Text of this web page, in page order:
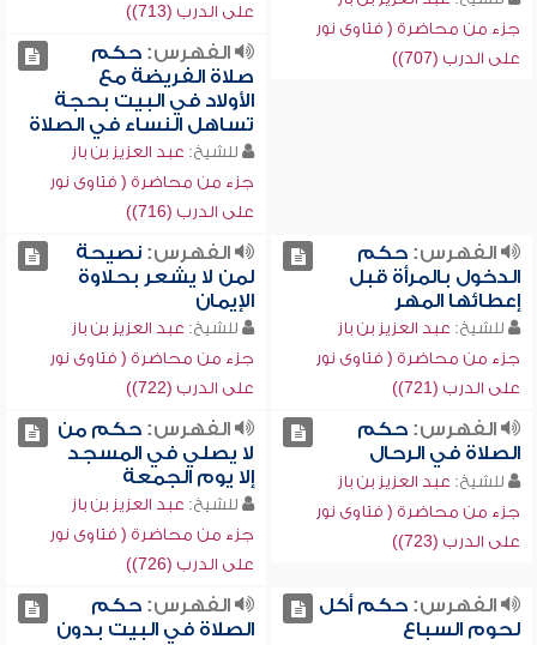
جزء من محاضرة ( فتاوى نور
على الدرب (707))
على الدرب (713))
الفهرس:حكم
صلاة الفريضة مع
الأولاد في البيت بحجة
تساهل النساء في الصلاة
للشيخ: عبد العزيز بن باز
جزء من محاضرة ( فتاوى نور
على الدرب (716))
الفهرس:حكم
الدخول بالمرأة قبل
إعطائها المهر
للشيخ: عبد العزيز بن باز
جزء من محاضرة ( فتاوى نور
على الدرب (721))
الفهرس:نصيحة
لمن لا يشعر بحلاوة
الإيمان
للشيخ: عبد العزيز بن باز
جزء من محاضرة ( فتاوى نور
على الدرب (722))
الفهرس:حكم
الصلاة في الرحال
للشيخ: عبد العزيز بن باز
جزء من محاضرة ( فتاوى نور
على الدرب (723))
الفهرس:حكم من
لا يصلي في المسجد
إلا يوم الجمعة
للشيخ: عبد العزيز بن باز
جزء من محاضرة ( فتاوى نور
على الدرب (726))
الفهرس:حكم أكل
لحوم السباع
الفهرس:حكم
الصلاة في البيت بدون